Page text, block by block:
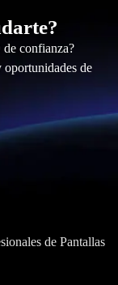
confianza?
oportunidades de
de Pantallas